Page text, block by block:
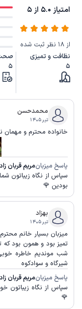
امتیاز 5.0 از 5
از 18 نظر ثبت شده
نظافت و تمیزی
5
صحت
5
محمدحسن
تیر ۱۴۰۵
خانواده محترم و
پاسخ میزبانمریم قربان
سپاس از نگاه زیباتون
بودین 🌹
بهزاد
تیر ۱۴۰۵
میزبان بسیار خانم
تمیز بود و همون بود که
شب موندیم خاطره
شیرگاه و سوادکوه
پاسخ میزبانمریم قربان
سپاس از نگاه
🌹